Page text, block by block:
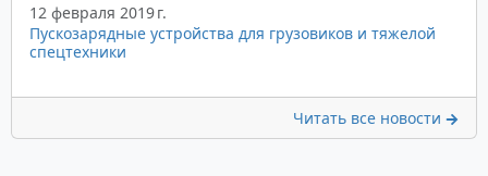
12 февраля 2019 г.
Пускозарядные устройства для грузовиков и тяжелой
спецтехники
Читать все новости